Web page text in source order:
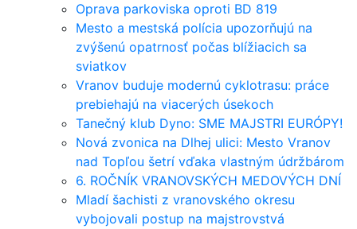
Oprava parkoviska oproti BD 819
Mesto a mestská polícia upozorňujú na
zvýšenú opatrnosť počas blížiacich sa
sviatkov
Vranov buduje modernú cyklotrasu: práce
prebiehajú na viacerých úsekoch
Tanečný klub Dyno: SME MAJSTRI EURÓPY!
Nová zvonica na Dlhej ulici: Mesto Vranov
nad Topľou šetrí vďaka vlastným údržbárom
6. ROČNÍK VRANOVSKÝCH MEDOVÝCH DNÍ
Mladí šachisti z vranovského okresu
vybojovali postup na majstrovstvá